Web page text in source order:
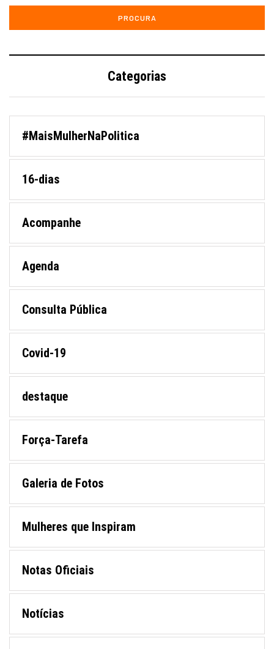
Categorias
#MaisMulherNaPolitica
16-dias
Acompanhe
Agenda
Consulta Pública
Covid-19
destaque
Força-Tarefa
Galeria de Fotos
Mulheres que Inspiram
Notas Oficiais
Notícias